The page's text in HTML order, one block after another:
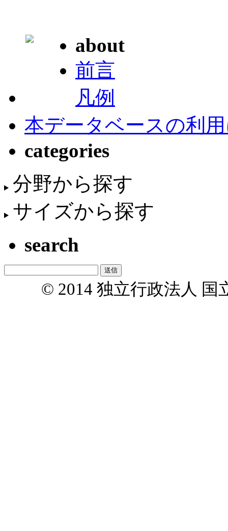
about
前言
凡例
本データベースの利
categories
分野から探す
サイズから探す
search
© 2014 独立行政法人 国